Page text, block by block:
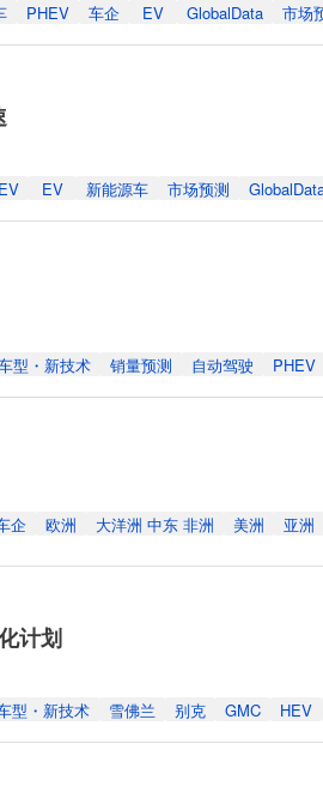
PHEV 车企 EV GlobalData 市场
EV 新能源车 市场预测
型・新技术 销量预测 自动驾驶 PHEV
企 欧洲 大洋洲 中东 非洲 美洲 亚洲
计划
型・新技术 雪佛兰 别克 GMC HEV